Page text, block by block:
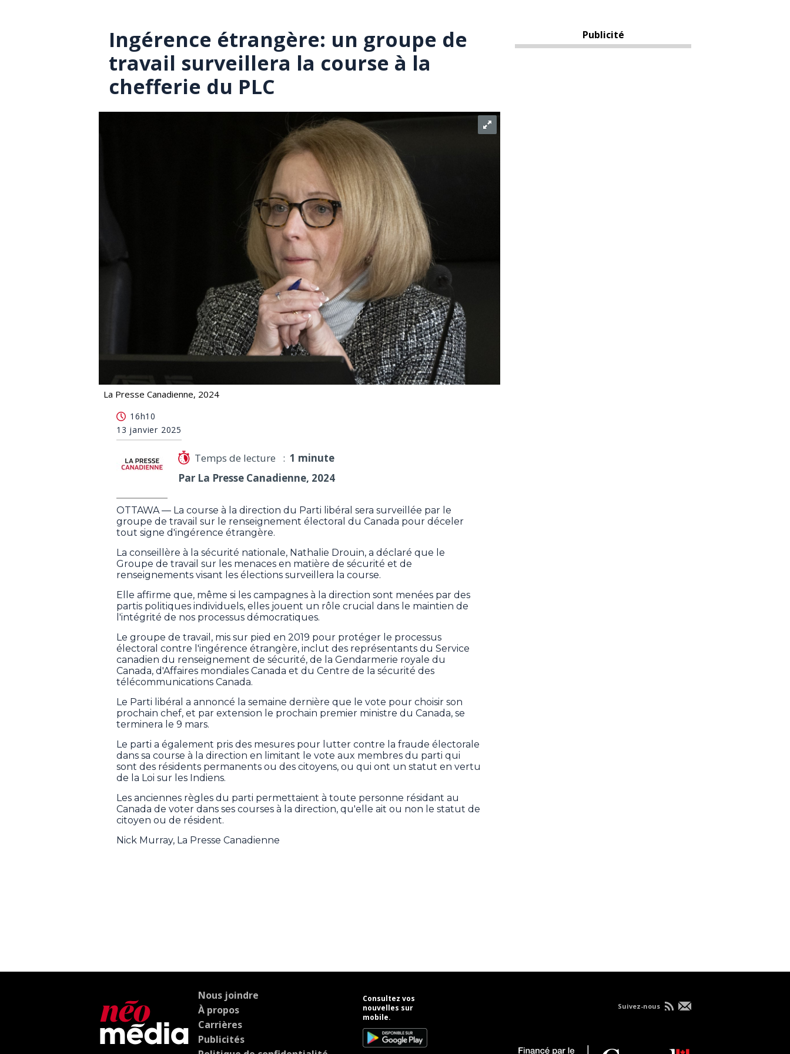
Ingérence étrangère: un groupe de
travail surveillera la course à la
chefferie du PLC
La Presse Canadienne, 2024
16h10
13 janvier 2025
Temps de lecture : 1 minute
Par La Presse Canadienne, 2024
OTTAWA — La course à la direction du Parti libéral sera surveillée par le
groupe de travail sur le renseignement électoral du Canada pour déceler
tout signe d'ingérence étrangère.
La conseillère à la sécurité nationale, Nathalie Drouin, a déclaré que le
Groupe de travail sur les menaces en matière de sécurité et de
renseignements visant les élections surveillera la course.
Elle affirme que, même si les campagnes à la direction sont menées par des
partis politiques individuels, elles jouent un rôle crucial dans le maintien de
l'intégrité de nos processus démocratiques.
Le groupe de travail, mis sur pied en 2019 pour protéger le processus
électoral contre l'ingérence étrangère, inclut des représentants du Service
canadien du renseignement de sécurité, de la Gendarmerie royale du
Canada, d'Affaires mondiales Canada et du Centre de la sécurité des
télécommunications Canada.
Le Parti libéral a annoncé la semaine dernière que le vote pour choisir son
prochain chef, et par extension le prochain premier ministre du Canada, se
terminera le 9 mars.
Le parti a également pris des mesures pour lutter contre la fraude électorale
dans sa course à la direction en limitant le vote aux membres du parti qui
sont des résidents permanents ou des citoyens, ou qui ont un statut en vertu
de la Loi sur les Indiens.
Les anciennes règles du parti permettaient à toute personne résidant au
Canada de voter dans ses courses à la direction, qu'elle ait ou non le statut de
citoyen ou de résident.
Nick Murray, La Presse Canadienne
Publicité
Nous joindre
À propos
Carrières
Publicités
Consultez vos
nouvelles sur
mobile.
Suivez-nous